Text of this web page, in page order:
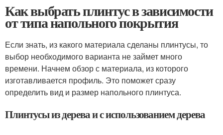
Как выбрать плинтус в зависимости
от типа напольного покрытия
Если знать, из какого материала сделаны плинтусы, то
выбор необходимого варианта не займет много
времени. Начнем обзор с материала, из которого
изготавливается профиль. Это поможет сразу
определить вид и размер напольного плинтуса.
Плинтусы из дерева и с использованием дерева